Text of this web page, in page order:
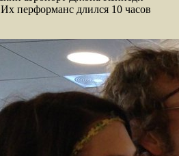
перформанс длился 10 часов